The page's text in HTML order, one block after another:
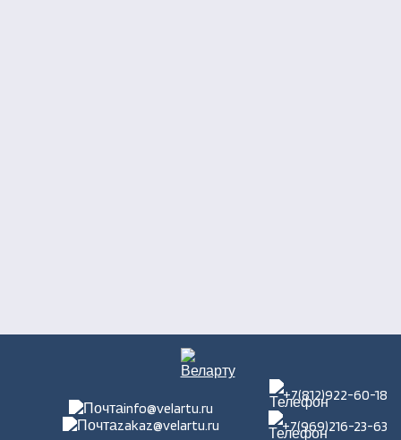
info@velartu.ru
zakaz@velartu.ru
+7(812)922-60-18
+7(969)216-23-63